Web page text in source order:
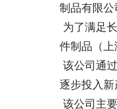
制品有限公
件制品（上
逐步投入新
该公司主